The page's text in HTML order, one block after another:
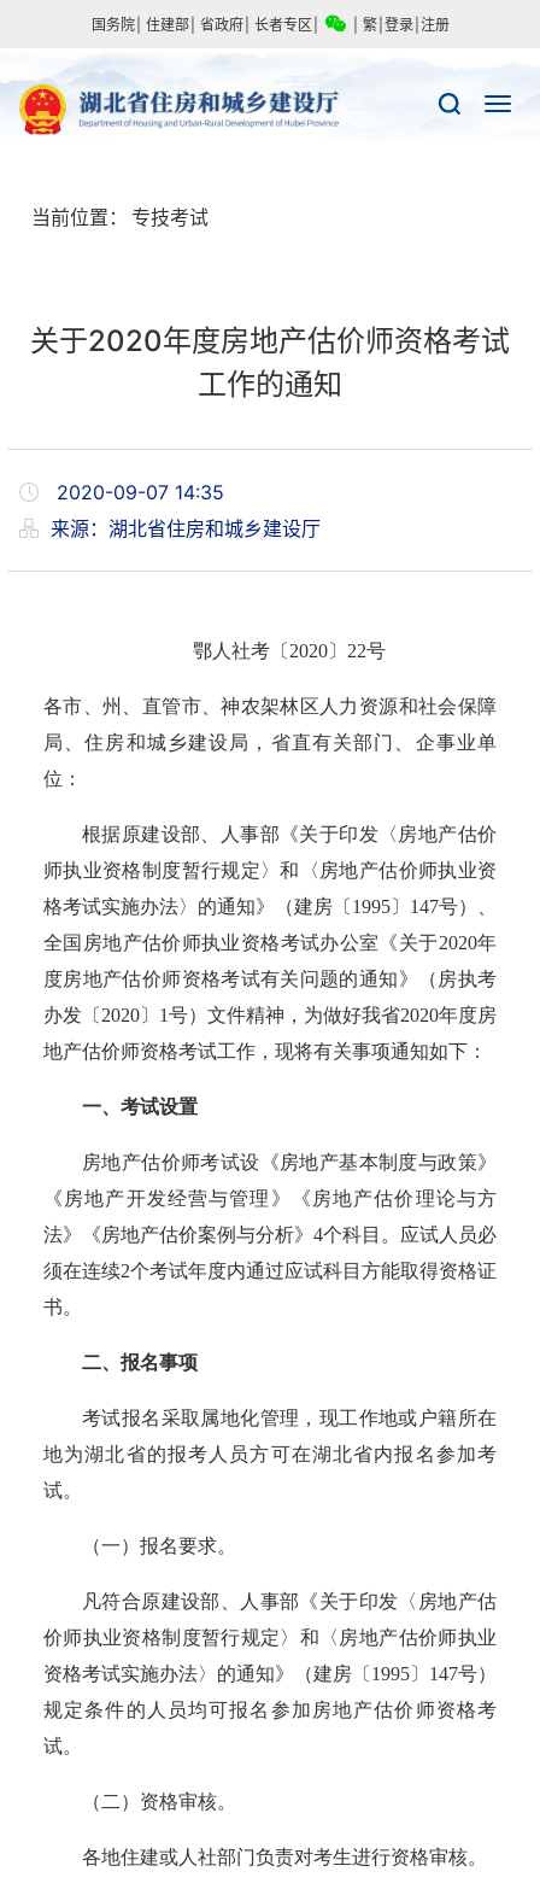
国务院 住建部 省政府 长者专区 繁 登录 注册
当前位置： 专技考试
关于2020年度房地产估价师资格考试
工作的通知
2020-09-07 14:35
来源： ​湖北省住房和城乡建设厅
鄂人社考〔 2020〕22号
各市、州、直管市、神农架林区人力资源和社会保障
局、住房和城乡建设局，省直有关部门、企事业单
位：
根据原建设部、人事部《关于印发〈房地产估价
师执业资格制度暂行规定〉和〈房地产估价师执业资
格考试实施办法〉的通知》（建房 〔 1995〕 147号）、
全国房地产估价师执业资格考试办公室《关于2020年
度房地产估价师资格考试有关问题的通知》（房执考
办发〔2020〕1号）文件精神，为做好我省2020年度房
地产估价师资格考试工作，现将有关事项通知如下：
一、考试设置
房地产估价师考试设《房地产基本制度与政策》
《房地产开发经营与管理》《房地产估价理论与方
法》《房地产估价案例与分析》 4个科目。应试人员必
须在连续2个考试年度内通过应试科目方能取得资格证
书。
二、 报名事项
考试报名采取属地化管理，现工作地或户籍所在
地为湖北省的报考人员方可在湖北省内报名参加考
试。
（一）报名要求。
凡符合原建设部、人事部《关于印发〈房地产估
价师执业资格制度暂行规定〉和〈房地产估价师执业
资格考试实施办法〉的通知》（建房 〔 1995〕 147号）
规定条件的人员均可报名参加 房地产估价师资格考
试。
（二）资格审核。
各地住建或人社部门负责对考生进行资格审核。